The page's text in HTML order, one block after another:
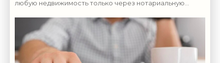
любую недвижимость только через нотариальную